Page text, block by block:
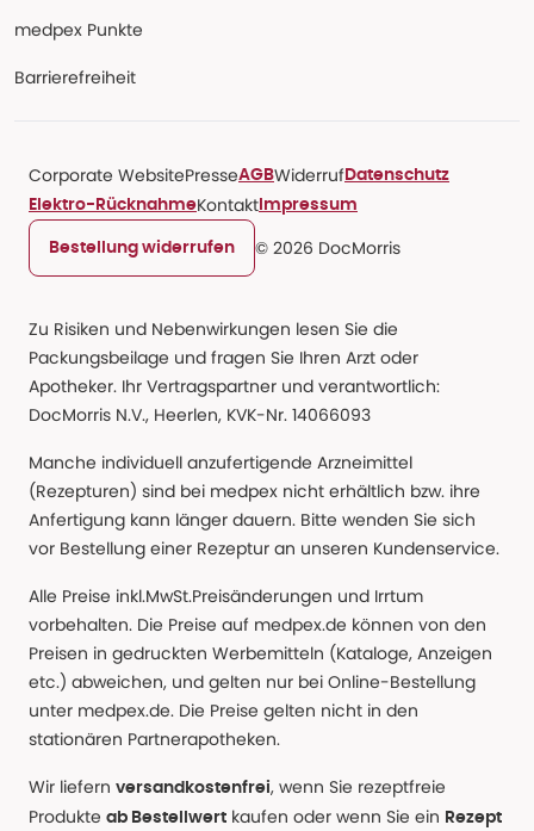
medpex Punkte
Barrierefreiheit
Corporate WebsitePresseAGBWiderruf Datenschutz
Elektro-RücknahmeKontakt Impressum
Bestellung widerrufen © 2026 DocMorris
Zu Risiken und Nebenwirkungen lesen Sie die
Packungsbeilage und fragen Sie Ihren Arzt oder
Apotheker. Ihr Vertragspartner und verantwortlich:
DocMorris N.V., Heerlen, KVK-Nr. 14066093
Manche individuell anzufertigende Arzneimittel
(Rezepturen) sind bei medpex nicht erhältlich bzw. ihre
Anfertigung kann länger dauern. Bitte wenden Sie sich
vor Bestellung einer Rezeptur an unseren Kundenservice.
Alle Preise inkl.MwSt.Preisänderungen und Irrtum
vorbehalten. Die Preise auf medpex.de können von den
Preisen in gedruckten Werbemitteln (Kataloge, Anzeigen
etc.) abweichen, und gelten nur bei Online-Bestellung
unter medpex.de. Die Preise gelten nicht in den
stationären Partnerapotheken.
Wir liefern versandkostenfrei, wenn Sie rezeptfreie
Produkte ab Bestellwert kaufen oder wenn Sie ein Rezept